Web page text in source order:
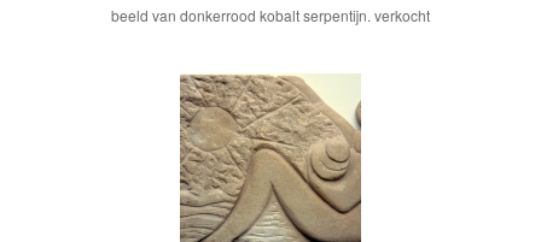
beeld van donkerrood kobalt serpentijn. verkocht